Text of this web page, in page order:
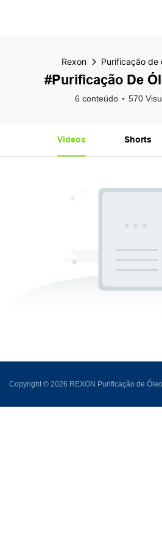
Rexon Purificação de
#Purificação De
6 conteúdo 570
Vídeos Shorts
Copyright © 2026 REXON Purificação de